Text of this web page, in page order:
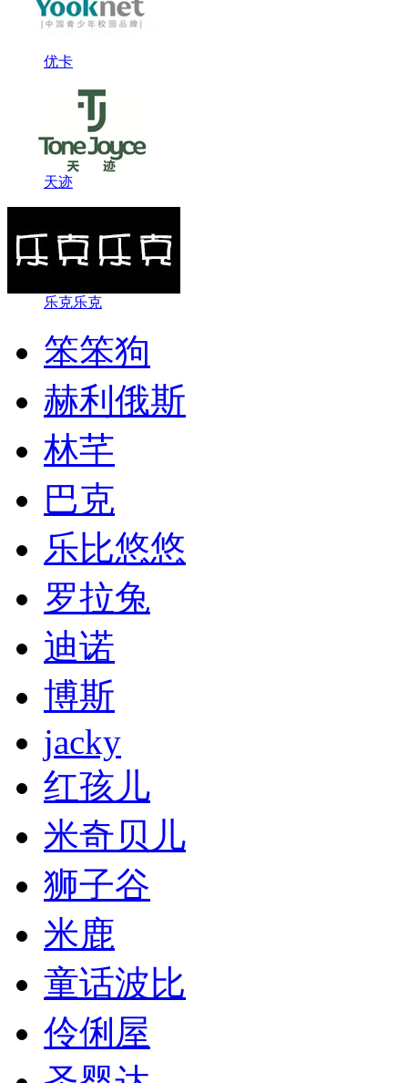
优卡
天迹
乐克乐克
笨笨狗
赫利俄斯
林芊
巴克
乐比悠悠
罗拉兔
迪诺
博斯
jacky
红孩儿
米奇贝儿
狮子谷
米鹿
童话波比
伶俐屋